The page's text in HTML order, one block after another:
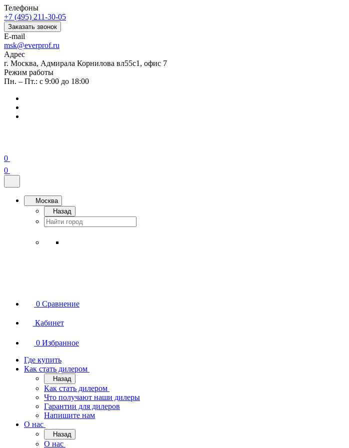
Телефоны
+7 (495) 211-30-05
Заказать звонок
E-mail
msk@everprof.ru
Адрес
г. Москва, Адмирала Корнилова вл55с1, офис 7
Режим работы
Пн. – Пт.: с 9:00 до 18:00
0
0
Москва
Назад
0 Сравнение
Кабинет
0 Избранное
Где купить
Как стать дилером
Назад
Как стать дилером
Что получают наши дилеры
Гарантии для дилеров
Напишите нам
О нас
Назад
О нас